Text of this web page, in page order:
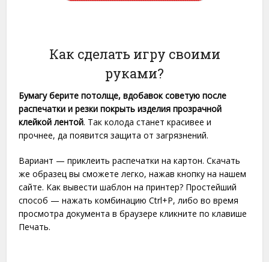
Как сделать игру своими
руками?
Бумагу берите потолще, вдобавок советую после
распечатки и резки покрыть изделия прозрачной
клейкой лентой. Так колода станет красивее и
прочнее, да появится защита от загрязнений.
Вариант — приклеить распечатки на картон. Скачать
же образец вы сможете легко, нажав кнопку на нашем
сайте. Как вывести шаблон на принтер? Простейший
способ — нажать комбинацию Ctrl+P, либо во время
просмотра документа в браузере кликните по клавише
Печать.